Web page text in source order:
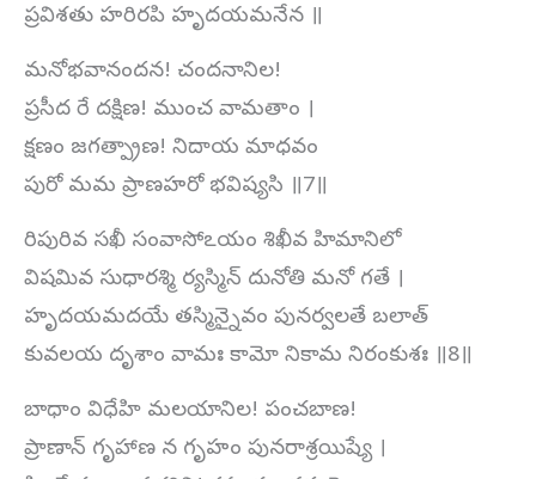
ప్రవిశతు హరిరపి హృదయమనేన ॥
మనోభవానందన! చందనానిల!
ప్రసీద రే దక్షిణ! ముంచ వామతాం ।
క్షణం జగత్ప్రాణ! నిదాయ మాధవం
పురో మమ ప్రాణహరో భవిష్యసి ॥7॥
రిపురివ సఖీ సంవాసోఽయం శిఖీవ హిమానిలో
విషమివ సుధారశ్మి ర్యస్మిన్‌ దునోతి మనో గతే ।
హృదయమదయే తస్మిన్నైవం పునర్వలతే బలాత్‌
కువలయ దృశాం వామః కామో నికామ నిరంకుశః ॥8॥
బాధాం విధేహి మలయానిల! పంచబాణ!
ప్రాణాన్‌ గృహాణ న గృహం పునరాశ్రయిష్యే ।